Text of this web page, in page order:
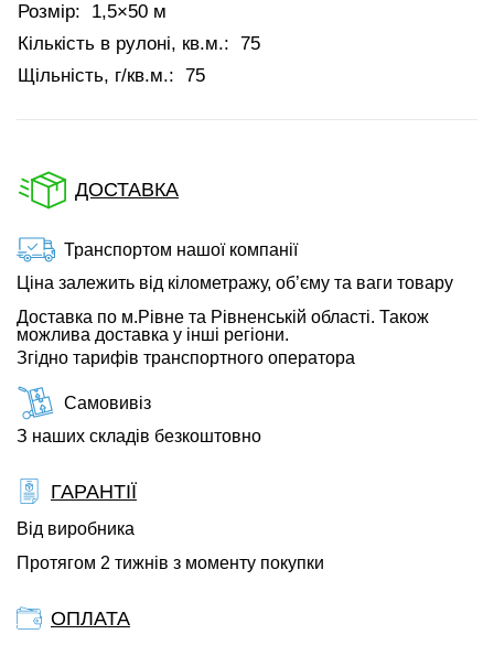
Розмір:
1,5×50 м
Кількість в рулоні, кв.м.: 75
Щільність, г/кв.м.: 75
ДОСТАВКА
Транспортом нашої компанії
Ціна залежить від кілометражу, об’єму та ваги товару
Доставка по м.Рівне та Рівненській області. Також
можлива доставка у інші регіони.
Згідно тарифів транспортного оператора
Самовивіз
З наших складів безкоштовно
ГАРАНТІЇ
Від виробника
Протягом 2 тижнів з моменту покупки
ОПЛАТА